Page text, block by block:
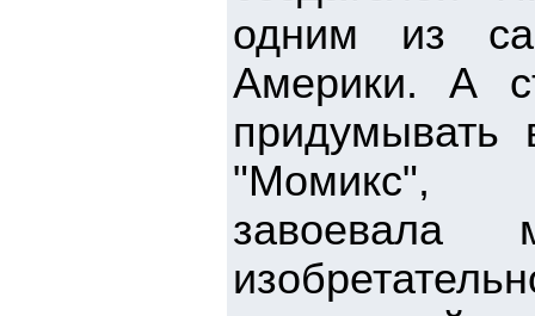
одним из
Америки. А
придумывать
"Момикс",
завоевала